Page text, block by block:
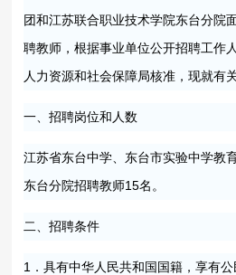
团和江苏联合职业技术学院东台分院
聘教师，根据事业单位公开招聘工作
人力资源和社会保障局核准，现就有
一、招聘岗位和人数
江苏省东台中学、东台市实验中学教
东台分院招聘教师15名。
二、招聘条件
1．具有中华人民共和国国籍，享有公